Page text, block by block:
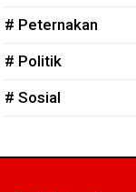
# Peternakan
# Politik
# Sosial